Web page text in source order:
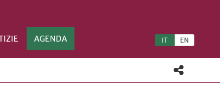
IT EN
AGENDA